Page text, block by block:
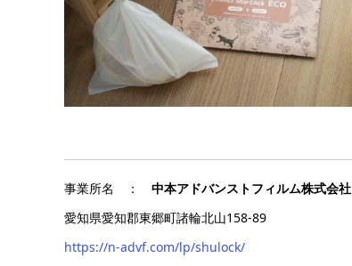
事業所名 ：
中本アドバンストフィルム株式会社
愛知県愛知郡東郷町諸輪北山158-89
https://n-advf.com/lp/shulock/